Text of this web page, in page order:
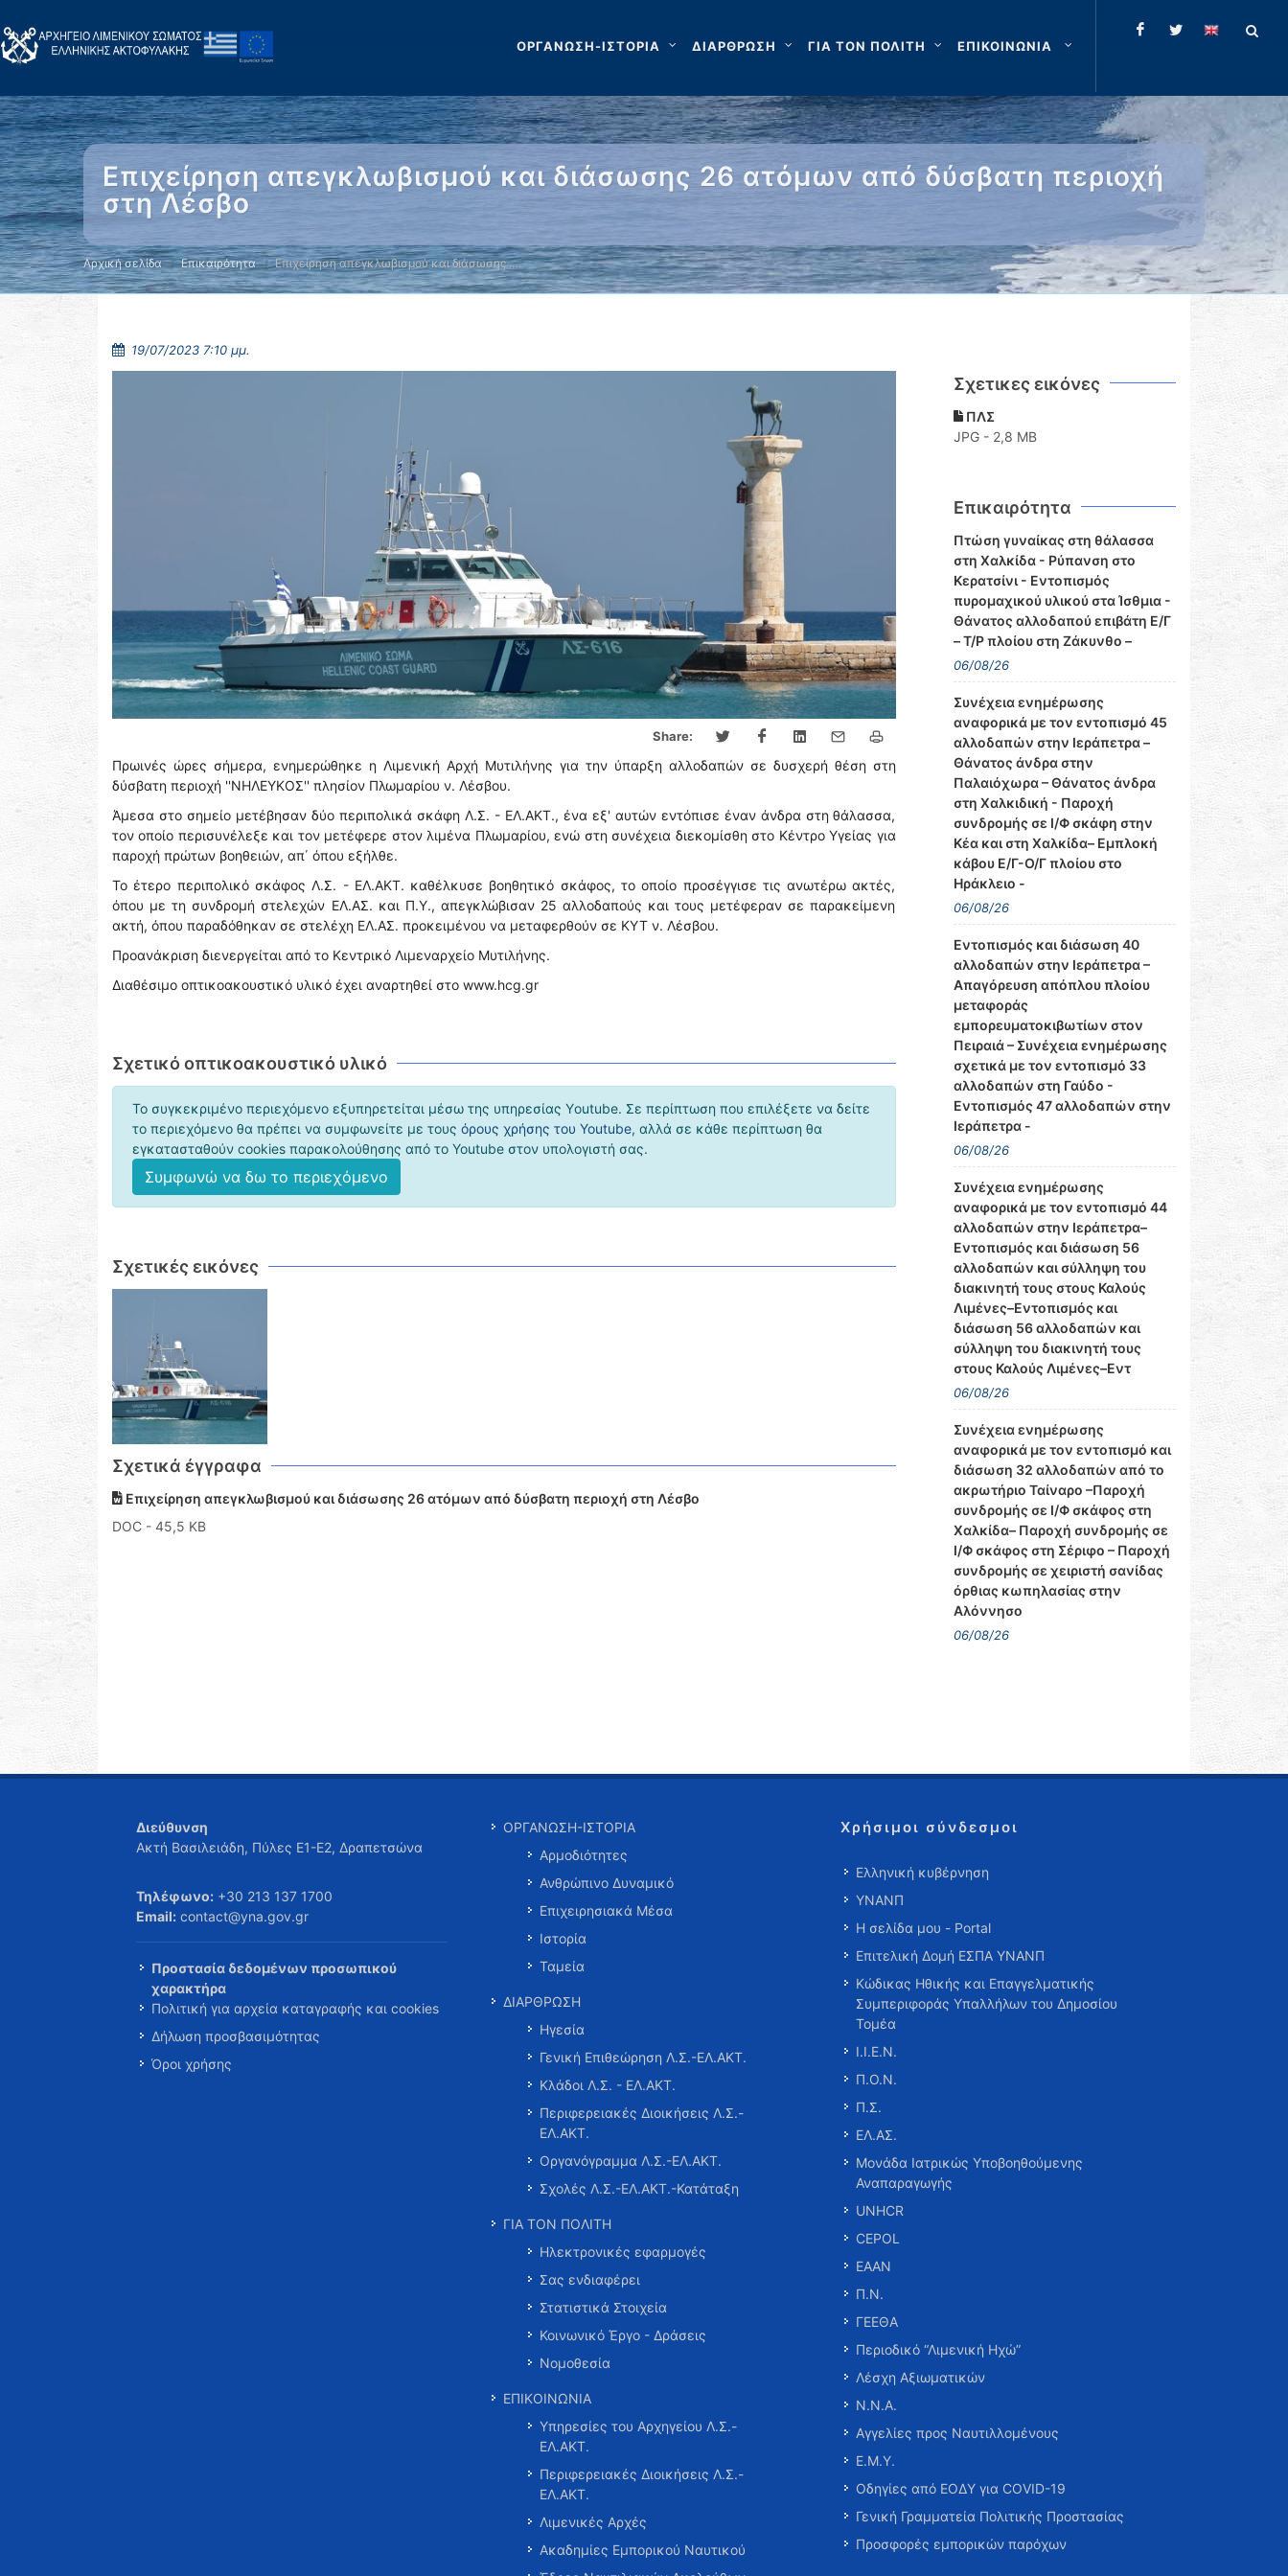
ΟΡΓΑΝΩΣΗ-ΙΣΤΟΡΙΑ ΔΙΑΡΘΡΩΣΗ ΓΙΑ ΤΟΝ ΠΟΛΙΤΗ ΕΠΙΚΟΙΝΩΝΙΑ
Επιχείρηση απεγκλωβισμού και διάσωσης 26 ατόμων από δύσβατη περιοχή
στη Λέσβο
Αρχική σελίδα Επικαιρότητα Επιχείρηση απεγκλωβισμού και διάσωσης …
19/07/2023 7:10 μμ.
Share:
Πρωινές ώρες σήμερα, ενημερώθηκε η Λιμενική Αρχή Μυτιλήνης για την ύπαρξη αλλοδαπών σε δυσχερή θέση στη
δύσβατη περιοχή ''ΝΗΛΕΥΚΟΣ'' πλησίον Πλωμαρίου ν. Λέσβου.
Άμεσα στο σημείο μετέβησαν δύο περιπολικά σκάφη Λ.Σ. - ΕΛ.ΑΚΤ., ένα εξ' αυτών εντόπισε έναν άνδρα στη θάλασσα,
τον οποίο περισυνέλεξε και τον μετέφερε στον λιμένα Πλωμαρίου, ενώ στη συνέχεια διεκομίσθη στο Κέντρο Υγείας για
παροχή πρώτων βοηθειών, απ΄ όπου εξήλθε.
Το έτερο περιπολικό σκάφος Λ.Σ. - ΕΛ.ΑΚΤ. καθέλκυσε βοηθητικό σκάφος, το οποίο προσέγγισε τις ανωτέρω ακτές,
όπου με τη συνδρομή στελεχών ΕΛ.ΑΣ. και Π.Υ., απεγκλώβισαν 25 αλλοδαπούς και τους μετέφεραν σε παρακείμενη
ακτή, όπου παραδόθηκαν σε στελέχη ΕΛ.ΑΣ. προκειμένου να μεταφερθούν σε ΚΥΤ ν. Λέσβου.
Προανάκριση διενεργείται από το Κεντρικό Λιμεναρχείο Μυτιλήνης.
Διαθέσιμο οπτικοακουστικό υλικό έχει αναρτηθεί στο www.hcg.gr
Σχετικό οπτικοακουστικό υλικό
Το συγκεκριμένο περιεχόμενο εξυπηρετείται μέσω της υπηρεσίας Υoutube. Σε περίπτωση που επιλέξετε να δείτε
το περιεχόμενο θα πρέπει να συμφωνείτε με τους όρους χρήσης του Youtube, αλλά σε κάθε περίπτωση θα
εγκατασταθούν cookies παρακολούθησης από το Youtube στον υπολογιστή σας.
Συμφωνώ να δω το περιεχόμενο
Σχετικές εικόνες
Σχετικά έγγραφα
Επιχείρηση απεγκλωβισμού και διάσωσης 26 ατόμων από δύσβατη περιοχή στη Λέσβο
DOC - 45,5 KB
Σχετικες εικόνες
ΠΛΣ
JPG - 2,8 MB
Επικαιρότητα
Πτώση γυναίκας στη θάλασσα
στη Χαλκίδα - Ρύπανση στο
Κερατσίνι - Εντοπισμός
πυρομαχικού υλικού στα Ίσθμια -
Θάνατος αλλοδαπού επιβάτη Ε/Γ
– Τ/Ρ πλοίου στη Ζάκυνθο –
06/08/26
Συνέχεια ενημέρωσης
αναφορικά με τον εντοπισμό 45
αλλοδαπών στην Ιεράπετρα –
Θάνατος άνδρα στην
Παλαιόχωρα – Θάνατος άνδρα
στη Χαλκιδική - Παροχή
συνδρομής σε Ι/Φ σκάφη στην
Κέα και στη Χαλκίδα– Εμπλοκή
κάβου Ε/Γ-Ο/Γ πλοίου στο
Ηράκλειο -
06/08/26
Εντοπισμός και διάσωση 40
αλλοδαπών στην Ιεράπετρα –
Απαγόρευση απόπλου πλοίου
μεταφοράς
εμπορευματοκιβωτίων στον
Πειραιά – Συνέχεια ενημέρωσης
σχετικά με τον εντοπισμό 33
αλλοδαπών στη Γαύδο -
Εντοπισμός 47 αλλοδαπών στην
Ιεράπετρα -
06/08/26
Συνέχεια ενημέρωσης
αναφορικά με τον εντοπισμό 44
αλλοδαπών στην Ιεράπετρα–
Εντοπισμός και διάσωση 56
αλλοδαπών και σύλληψη του
διακινητή τους στους Καλούς
Λιμένες–Εντοπισμός και
διάσωση 56 αλλοδαπών και
σύλληψη του διακινητή τους
στους Καλούς Λιμένες–Εντ
06/08/26
Συνέχεια ενημέρωσης
αναφορικά με τον εντοπισμό και
διάσωση 32 αλλοδαπών από το
ακρωτήριο Ταίναρο –Παροχή
συνδρομής σε Ι/Φ σκάφος στη
Χαλκίδα– Παροχή συνδρομής σε
Ι/Φ σκάφος στη Σέριφο – Παροχή
συνδρομής σε χειριστή σανίδας
όρθιας κωπηλασίας στην
Αλόννησο
06/08/26
Διεύθυνση
Ακτή Βασιλειάδη, Πύλες Ε1-Ε2, Δραπετσώνα
Τηλέφωνο: +30 213 137 1700
Email: contact@yna.gov.gr
Προστασία δεδομένων προσωπικού
χαρακτήρα
Πολιτική για αρχεία καταγραφής και cookies
Δήλωση προσβασιμότητας
Όροι χρήσης
ΟΡΓΑΝΩΣΗ-ΙΣΤΟΡΙΑ
Αρμοδιότητες
Ανθρώπινο Δυναμικό
Επιχειρησιακά Μέσα
Ιστορία
Ταμεία
ΔΙΑΡΘΡΩΣΗ
Ηγεσία
Γενική Επιθεώρηση Λ.Σ.-ΕΛ.ΑΚΤ.
Κλάδοι Λ.Σ. - ΕΛ.ΑΚΤ.
Περιφερειακές Διοικήσεις Λ.Σ.-
ΕΛ.ΑΚΤ.
Οργανόγραμμα Λ.Σ.-ΕΛ.ΑΚΤ.
Σχολές Λ.Σ.-ΕΛ.ΑΚΤ.-Κατάταξη
ΓΙΑ ΤΟΝ ΠΟΛΙΤΗ
Ηλεκτρονικές εφαρμογές
Σας ενδιαφέρει
Στατιστικά Στοιχεία
Κοινωνικό Έργο - Δράσεις
Νομοθεσία
ΕΠΙΚΟΙΝΩΝΙΑ
Υπηρεσίες του Αρχηγείου Λ.Σ.-
ΕΛ.ΑΚΤ.
Περιφερειακές Διοικήσεις Λ.Σ.-
ΕΛ.ΑΚΤ.
Λιμενικές Αρχές
Ακαδημίες Εμπορικού Ναυτικού
Χρήσιμοι σύνδεσμοι
Ελληνική κυβέρνηση
ΥΝΑΝΠ
Η σελίδα μου - Portal
Επιτελική Δομή ΕΣΠΑ ΥΝΑΝΠ
Κώδικας Ηθικής και Επαγγελματικής
Συμπεριφοράς Υπαλλήλων του Δημοσίου
Τομέα
Ι.Ι.Ε.Ν.
Π.Ο.Ν.
Π.Σ.
ΕΛ.ΑΣ.
Μονάδα Ιατρικώς Υποβοηθούμενης
Αναπαραγωγής
UNHCR
CEPOL
ΕΑΑΝ
Π.Ν.
ΓΕΕΘΑ
Περιοδικό “Λιμενική Ηχώ”
Λέσχη Αξιωματικών
Ν.Ν.Α.
Αγγελίες προς Ναυτιλλομένους
Ε.Μ.Υ.
Οδηγίες από ΕΟΔΥ για COVID-19
Γενική Γραμματεία Πολιτικής Προστασίας
Προσφορές εμπορικών παρόχων